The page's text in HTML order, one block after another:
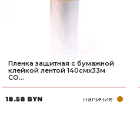
Пленка защитная с бумажной
клейкой лентой 140смх33м
CO...
18.58 BYN наличие: